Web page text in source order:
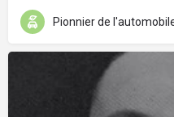
Pionnier de